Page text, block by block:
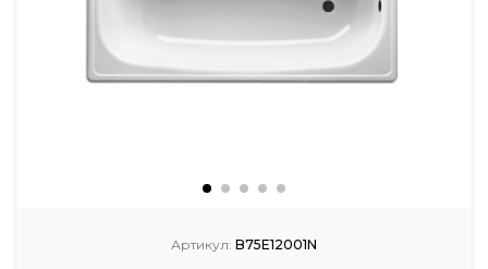
Артикул: B75E12001N